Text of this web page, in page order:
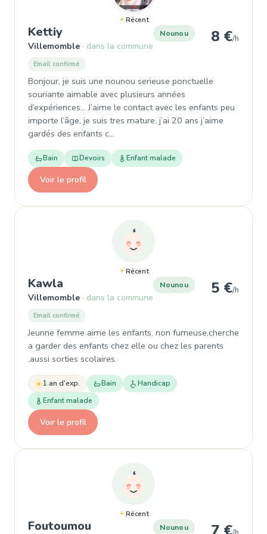
Récent
Kettiy, Nounou à Villemomble
Villemomble dans la commune
Nounou 8 €/h
Email confirmé
Bonjour, je suis une nounou serieuse ponctuelle
souriante aimable avec plusieurs années
d’expériences... J’aime le contact avec les enfants peu
importe l’âge, je suis tres mature, j’ai 20 ans j’aime
gardés des enfants c…
Bain Devoirs Enfant malade
Voir le profil
Récent
Kawla , Nounou à Villemomble
Villemomble dans la commune
Nounou 5 €/h
Email confirmé
Jeunne femme aime les enfants, non fumeuse,cherche
a garder des enfants chez elle ou chez les parents
,aussi sorties scolaires.
1 an d'exp. Bain
Handicap
Enfant malade
Voir le profil
Récent
Foutoumou , Nounou à Villemomble
Nounou